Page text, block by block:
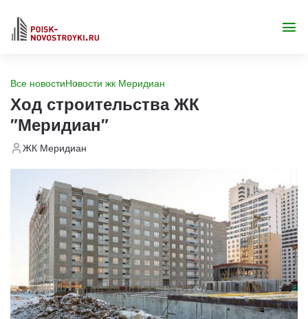
Все новостиНовости жк Меридиан
Ход строительства ЖК
"Меридиан"
ЖК Меридиан